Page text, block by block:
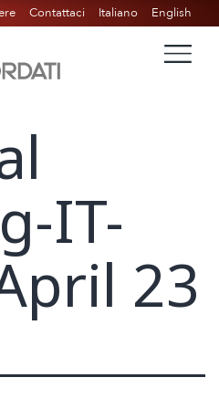
Contattaci Italiano English
IT-
23